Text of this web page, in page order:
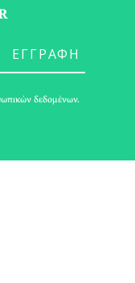
των
δεδομένων.